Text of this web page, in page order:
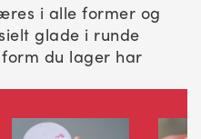
i alle former og
glade i runde
du lager har